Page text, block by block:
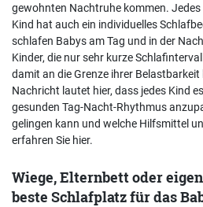
gewohnten Nachtruhe kommen.
Kind hat auch ein individuelles
schlafen Babys am Tag und in der
Kinder, die nur sehr kurze
damit an die Grenze ihrer
Nachricht lautet hier, dass jedes Kind
gesunden Tag-Nacht-Rhythmus
gelingen kann und welche Hilfsmittel
erfahren Sie hier.
Wiege, Elternbett oder
beste Schlafplatz für das